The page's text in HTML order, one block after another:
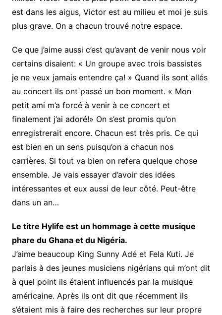
est dans les aigus, Victor est au milieu et moi je suis
plus grave. On a chacun trouvé notre espace.
Ce que j’aime aussi c’est qu’avant de venir nous voir
certains disaient: « Un groupe avec trois bassistes
je ne veux jamais entendre ça! » Quand ils sont allés
au concert ils ont passé un bon moment. « Mon
petit ami m’a forcé à venir à ce concert et
finalement j’ai adoré!» On s’est promis qu’on
enregistrerait encore. Chacun est très pris. Ce qui
est bien en un sens puisqu’on a chacun nos
carrières. Si tout va bien on refera quelque chose
ensemble. Je vais essayer d’avoir des idées
intéressantes et eux aussi de leur côté. Peut-être
dans un an…
Le titre Hylife est un hommage à cette musique
phare du Ghana et du Nigéria.
J’aime beaucoup King Sunny Adé et Fela Kuti. Je
parlais à des jeunes musiciens nigérians qui m’ont dit
à quel point ils étaient influencés par la musique
américaine. Après ils ont dit que récemment ils
s’étaient mis à faire des recherches sur leur propre